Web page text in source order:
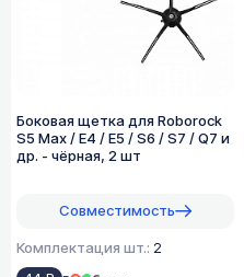
Боковая щетка для Roborock
S5 Max / E4 / E5 / S6 / S7 / Q7 и
др. - чёрная, 2 шт
Совместимость
Комплектация шт.: 2